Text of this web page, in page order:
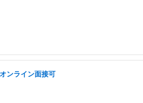
ンライン面接可